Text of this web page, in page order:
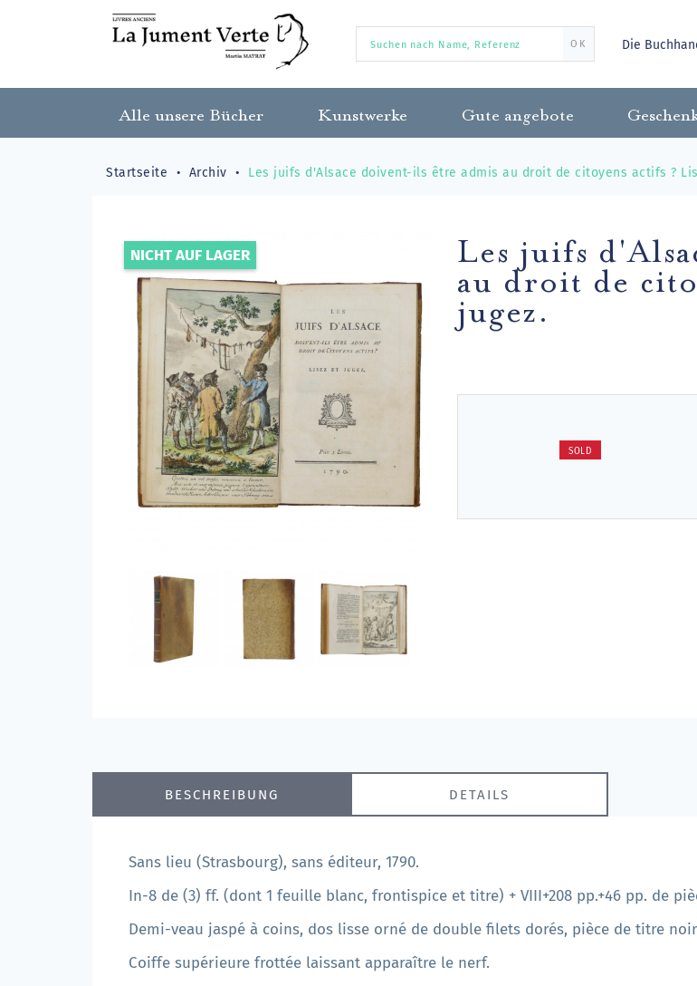
OK Die
Alle unsere Bücher Kunstwerke Gute angebote
Startseite Archiv Les juifs d'Alsace doivent-ils être admis au droit de citoyens actifs ?
NICHT AUF LAGER Les juifs
au droit de
jugez.
SOLD
BESCHREIBUNG DETAILS
Sans lieu (Strasbourg), sans éditeur, 1790.
In-8 de (3) ff. (dont 1 feuille blanc, frontispice et titre) + VIII+208 pp.+46 pp. de
Demi-veau jaspé à coins, dos lisse orné de double filets dorés, pièce de titre
Coiffe supérieure frottée laissant apparaître le nerf.